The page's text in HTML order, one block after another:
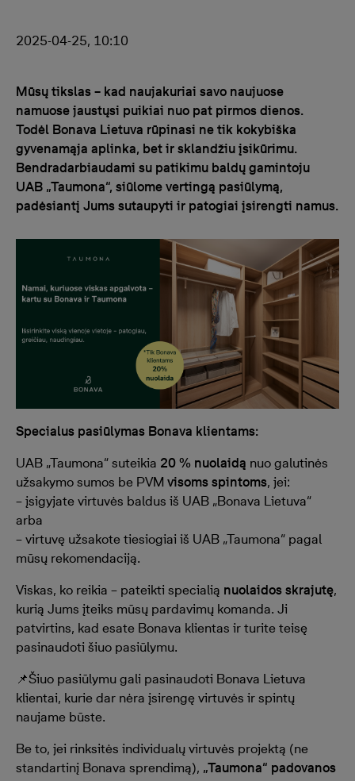
2025-04-25, 10:10
Mūsų tikslas – kad naujakuriai savo naujuose
namuose jaustųsi puikiai nuo pat pirmos dienos.
Todėl Bonava Lietuva rūpinasi ne tik kokybiška
gyvenamąja aplinka, bet ir sklandžiu įsikūrimu.
Bendradarbiaudami su patikimu baldų gamintoju
UAB „Taumona“, siūlome vertingą pasiūlymą,
padėsiantį Jums sutaupyti ir patogiai įsirengti namus.
Specialus pasiūlymas Bonava klientams:
UAB „Taumona“ suteikia 20 % nuolaidą nuo galutinės
užsakymo sumos be PVM visoms spintoms, jei:
– įsigyjate virtuvės baldus iš UAB „Bonava Lietuva“
arba
– virtuvę užsakote tiesiogiai iš UAB „Taumona“ pagal
mūsų rekomendaciją.
Viskas, ko reikia – pateikti specialią nuolaidos skrajutę,
kurią Jums įteiks mūsų pardavimų komanda. Ji
patvirtins, kad esate Bonava klientas ir turite teisę
pasinaudoti šiuo pasiūlymu.
📌Šiuo pasiūlymu gali pasinaudoti Bonava Lietuva
klientai, kurie dar nėra įsirengę virtuvės ir spintų
naujame būste.
Be to, jei rinksitės individualų virtuvės projektą (ne
standartinį Bonava sprendimą), „Taumona“ padovanos